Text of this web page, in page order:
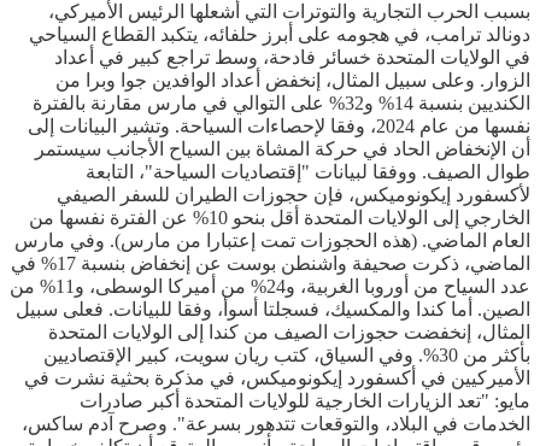
بسبب الحرب التجارية والتوترات التي أشعلها الرئيس الأميركي،
دونالد ترامب، في هجومه على أبرز حلفائه، يتكبد القطاع السياحي
في الولايات المتحدة خسائر فادحة، وسط تراجع كبير في أعداد
الزوار. وعلى سبيل المثال، إنخفض أعداد الوافدين جوا وبرا من
الكنديين بنسبة 14% و32% على التوالي في مارس مقارنة بالفترة
نفسها من عام 2024، وفقا لإحصاءات السياحة. وتشير البيانات إلى
أن الإنخفاض الحاد في حركة المشاة بين السياح الأجانب سيستمر
طوال الصيف. ووفقا لبيانات "إقتصاديات السياحة"، التابعة
لأكسفورد إيكونوميكس، فإن حجوزات الطيران للسفر الصيفي
الخارجي إلى الولايات المتحدة أقل بنحو 10% عن الفترة نفسها من
العام الماضي. (هذه الحجوزات تمت إعتبارا من مارس). وفي مارس
الماضي، ذكرت صحيفة واشنطن بوست عن إنخفاض بنسبة 17% في
عدد السياح من أوروبا الغربية، و24% من أميركا الوسطى، و11% من
الصين. أما كندا والمكسيك، فسجلتا أسوأ، وفقا للبيانات. فعلى سبيل
المثال، إنخفضت حجوزات الصيف من كندا إلى الولايات المتحدة
بأكثر من 30%. وفي السياق، كتب ريان سويت، كبير الإقتصاديين
الأميركيين في أكسفورد إيكونوميكس، في مذكرة بحثية نشرت في
مايو: "تعد الزيارات الخارجية للولايات المتحدة أكبر صادرات
الخدمات في البلاد، والتوقعات تتدهور بسرعة". وصرح آدم ساكس،